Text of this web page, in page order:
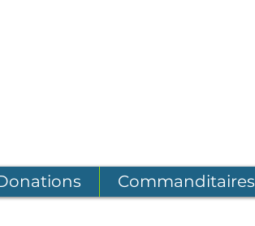
Commanditaires